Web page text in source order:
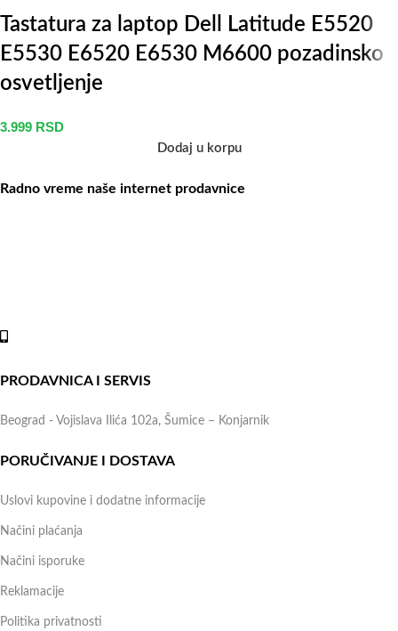
Tastatura za laptop Dell Latitude E5520
E5530 E6520 E6530 M6600 pozadinsko
osvetljenje
3.999 RSD
Dodaj u korpu
Radno vreme naše internet prodavnice
+381 (69) 767-202
PRODAVNICA I SERVIS
Beograd - Vojislava Ilića 102a, Šumice – Konjarnik
PORUČIVANJE I DOSTAVA
Uslovi kupovine i dodatne informacije
Načini plaćanja
Načini isporuke
Reklamacije
Politika privatnosti